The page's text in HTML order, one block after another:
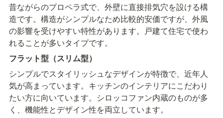
昔ながらのプロペラ式で、外壁に直接排気穴を設ける構
造です。構造がシンプルなため比較的安価ですが、外風
の影響を受けやすい特性があります。戸建て住宅で使わ
れることが多いタイプです。
フラット型（スリム型）
シンプルでスタイリッシュなデザインが特徴で、近年人
気が高まっています。キッチンのインテリアにこだわり
たい方に向いています。シロッコファン内蔵のものが多
く、機能性とデザイン性を両立しています。